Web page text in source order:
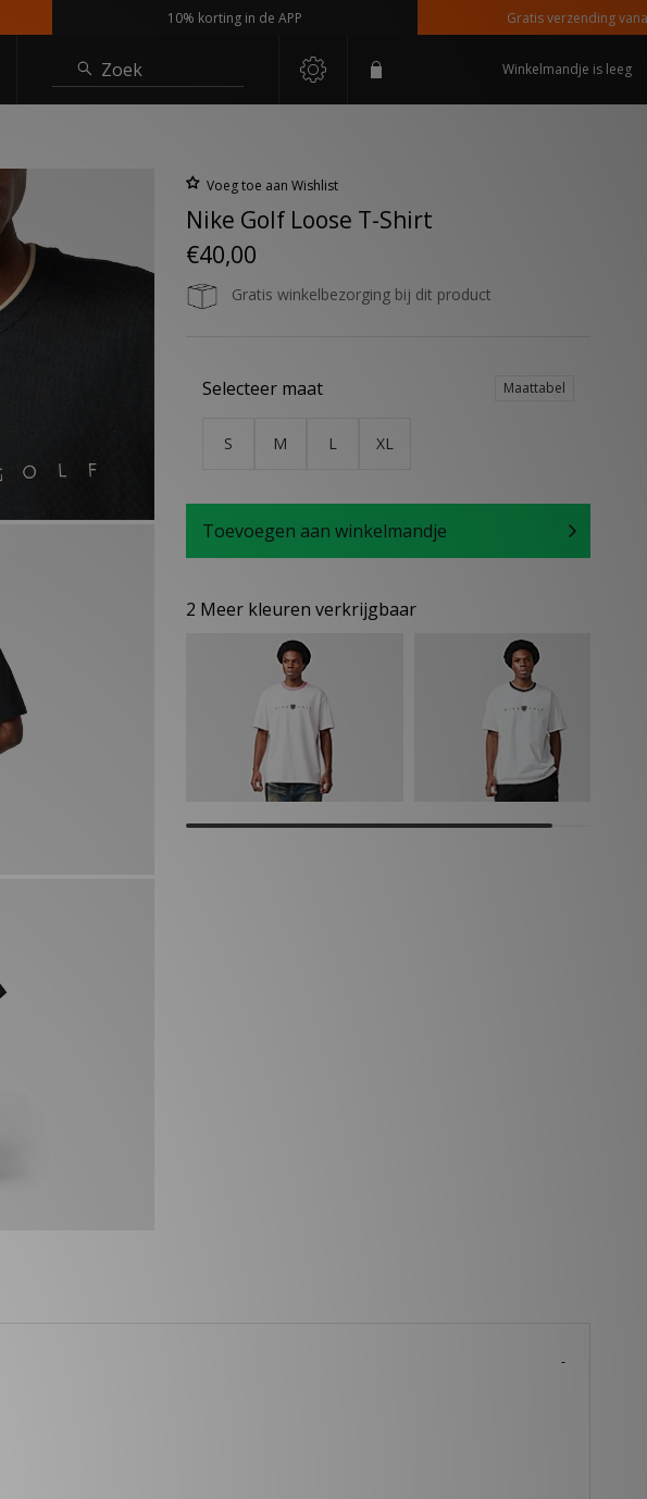
10% korting in de APP Gratis verzending vanaf
Zoek Winkelmandje is leeg
Voeg toe aan Wishlist
Nike Golf Loose T-Shirt
€40,00
Gratis winkelbezorging bij dit product
Selecteer maat Maattabel
S M L XL
Toevoegen aan winkelmandje
2 Meer kleuren verkrijgbaar